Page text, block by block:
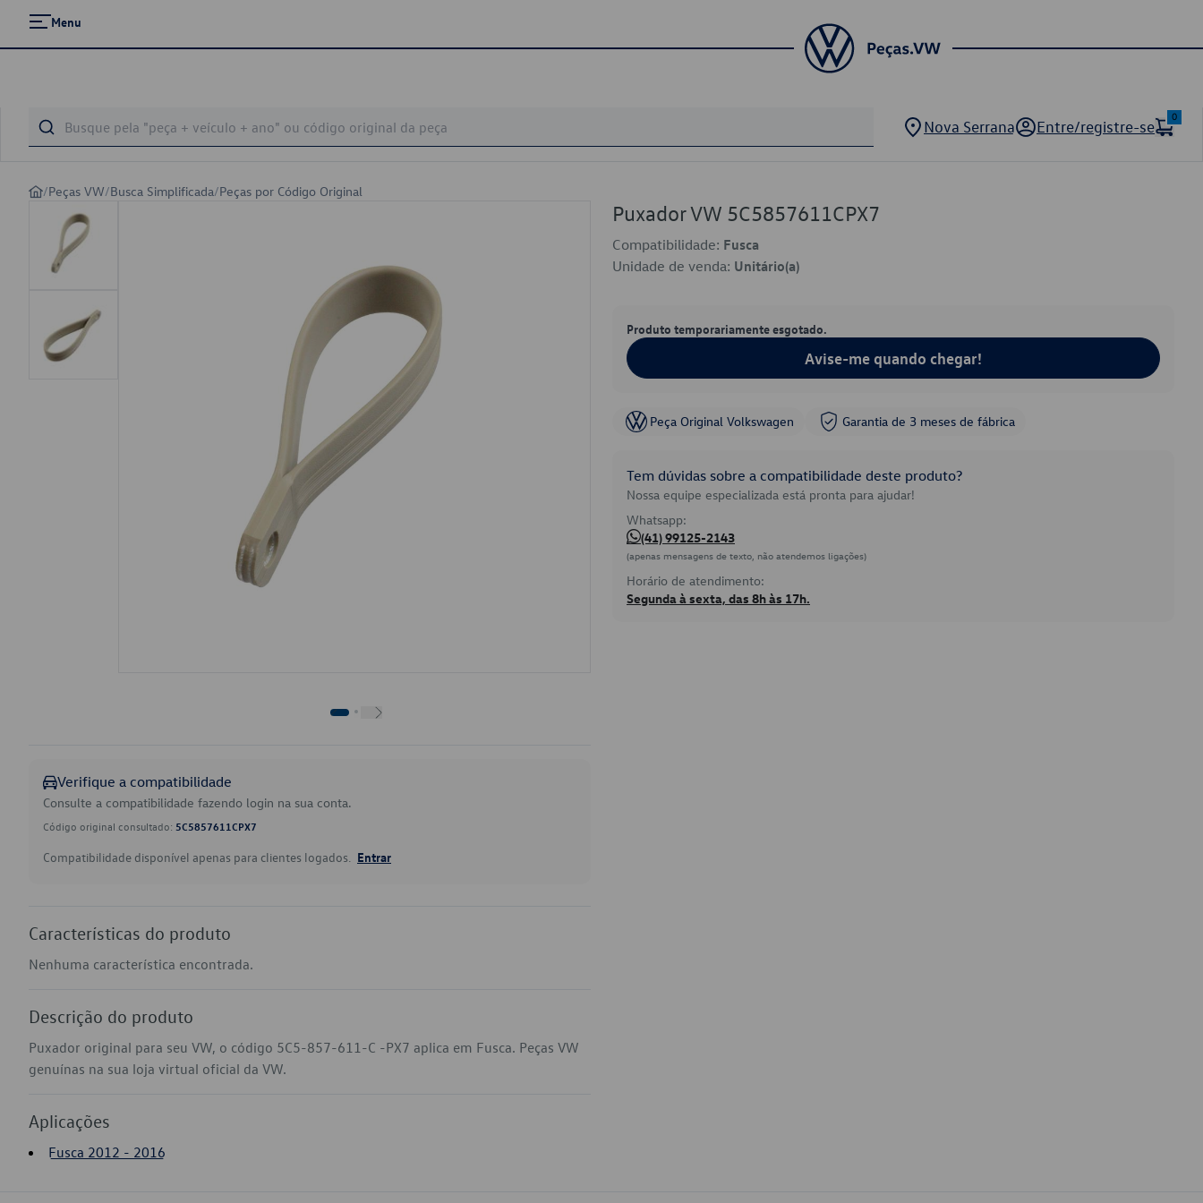
Menu
Nova Serrana Entre/registre-se
0
/Peças VW/Busca Simplificada/Peças por Código Original
Verifique a compatibilidade
Consulte a compatibilidade fazendo login na sua conta.
Código original consultado: 5C5857611CPX7
Compatibilidade disponível apenas para clientes logados. Entrar
Características do produto
Nenhuma característica encontrada.
Descrição do produto
Puxador original para seu VW, o código 5C5-857-611-C -PX7 aplica em Fusca. Peças VW
genuínas na sua loja virtual oficial da VW.
Aplicações
Fusca 2012 - 2016
Puxador VW 5C5857611CPX7
Compatibilidade: Fusca
Unidade de venda: Unitário(a)
Produto temporariamente esgotado.
Avise-me quando chegar!
Peça Original Volkswagen Garantia de 3 meses de fábrica
Tem dúvidas sobre a compatibilidade deste produto?
Nossa equipe especializada está pronta para ajudar!
Whatsapp:
(41) 99125-2143
(apenas mensagens de texto, não atendemos ligações)
Horário de atendimento:
Segunda à sexta, das 8h às 17h.